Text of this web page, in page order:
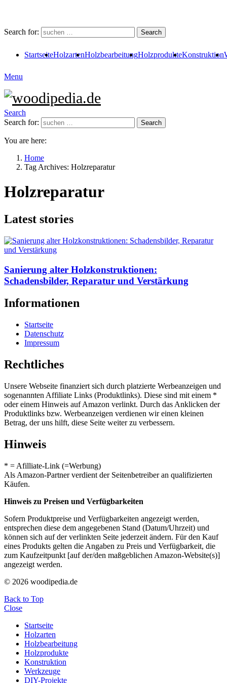
Search for: Search
StartseiteHolzartenHolzbearbeitungHolzprodukteKonstruktion
Menu
Search
Search for:
Search
You are here:
Home
Tag Archives: Holzreparatur
Holzreparatur
Latest stories
Sanierung alter Holzkonstruktionen:
Schadensbilder, Reparatur und Verstärkung
Informationen
Startseite
Datenschutz
Impressum
Rechtliches
Unsere Webseite finanziert sich durch platzierte Werbeanzeigen und
sogenannten Affiliate Links (Produktlinks). Diese sind mit einem *
oder einem Hinweis auf Amazon verlinkt. Durch das Anklicken der
Produktlinks bzw. Werbeanzeigen verdienen wir einen kleinen
Betrag, der uns hilft, diese Seite weiter zu verbessern.
Hinweis
* = Afilliate-Link (=Werbung)
Als Amazon-Partner verdient der Seitenbetreiber an qualifizierten
Käufen.
Hinweis zu Preisen und Verfügbarkeiten
Sofern Produktpreise und Verfügbarkeiten angezeigt werden,
entsprechen diese dem angegebenen Stand (Datum/Uhrzeit) und
können sich auf der verlinkten Seite jederzeit ändern. Für den Kauf
eines Produkts gelten die Angaben zu Preis und Verfügbarkeit, die
zum Kaufzeitpunkt [auf der/den maßgeblichen Amazon-Website(s)]
angezeigt werden.
© 2026 woodipedia.de
Back to Top
Close
Startseite
Holzarten
Holzbearbeitung
Holzprodukte
Konstruktion
Werkzeuge
DIY-Projekte